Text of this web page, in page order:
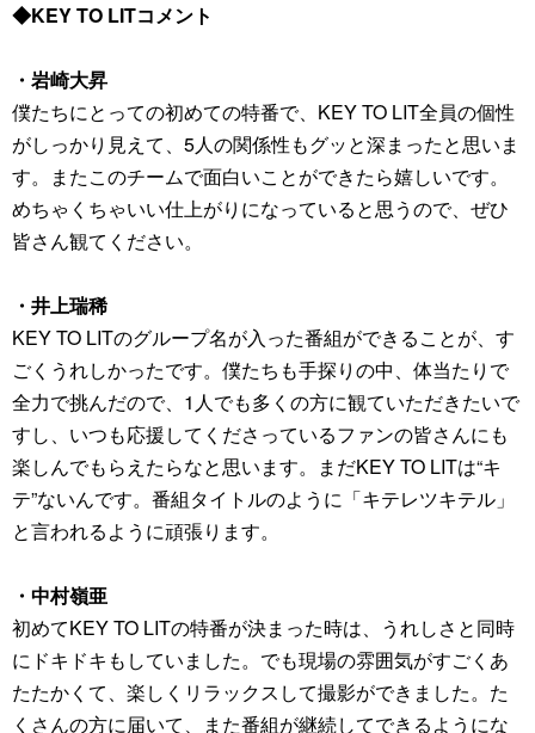
◆KEY TO LITコメント
・岩崎大昇
僕たちにとっての初めての特番で、KEY TO LIT全員の個性
がしっかり見えて、5人の関係性もグッと深まったと思いま
す。またこのチームで面白いことができたら嬉しいです。
めちゃくちゃいい仕上がりになっていると思うので、ぜひ
皆さん観てください。
・井上瑞稀
KEY TO LITのグループ名が入った番組ができることが、す
ごくうれしかったです。僕たちも手探りの中、体当たりで
全力で挑んだので、1人でも多くの方に観ていただきたいで
すし、いつも応援してくださっているファンの皆さんにも
楽しんでもらえたらなと思います。まだKEY TO LITは“キ
テ”ないんです。番組タイトルのように「キテレツキテル」
と言われるように頑張ります。
・中村嶺亜
初めてKEY TO LITの特番が決まった時は、うれしさと同時
にドキドキもしていました。でも現場の雰囲気がすごくあ
たたかくて、楽しくリラックスして撮影ができました。た
くさんの方に届いて、また番組が継続してできるようにな